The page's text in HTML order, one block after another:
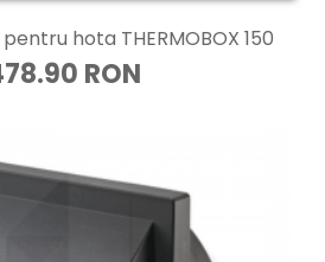
hota THERMOBOX 150
RON